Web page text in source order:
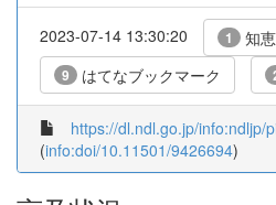
2023-07-14 13:30:20 1 知
9 はてなブックマーク
https://dl.ndl.go.jp/info:ndljp/
(info:doi/10.11501/9426694)